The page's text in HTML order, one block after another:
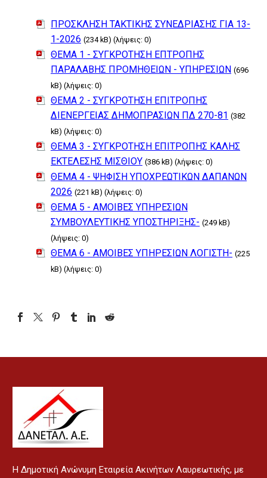
ΠΡΟΣΚΛΗΣΗ ΤΑΚΤΙΚΗΣ ΣΥΝΕΔΡΙΑΣΗΣ ΓΙΑ 13-
1-2026 (234 kB) (λήψεις: 0)
ΘΕΜΑ 1 - ΣΥΓΚΡΟΤΗΣΗ ΕΠΤΡΟΠΗΣ
ΠΑΡΑΛΑΒΗΣ ΠΡΟΜΗΘΕΙΩΝ - ΥΠΗΡΕΣΙΩΝ (696
kB) (λήψεις: 0)
ΘΕΜΑ 2 - ΣΥΓΚΡΟΤΗΣΗ ΕΠΙΤΡΟΠΗΣ
ΔΙΕΝΕΡΓΕΙΑΣ ΔΗΜΟΠΡΑΣΙΩΝ ΠΔ 270-81 (382
kB) (λήψεις: 0)
ΘΕΜΑ 3 - ΣΥΓΚΡΟΤΗΣΗ ΕΠΙΤΡΟΠΗΣ ΚΑΛΗΣ
ΕΚΤΕΛΕΣΗΣ ΜΙΣΘΙΟΥ (386 kB) (λήψεις: 0)
ΘΕΜΑ 4 - ΨΗΦΙΣΗ ΥΠΟΧΡΕΩΤΙΚΩΝ ΔΑΠΑΝΩΝ
2026 (221 kB) (λήψεις: 0)
ΘΕΜΑ 5 - ΑΜΟΙΒΕΣ ΥΠΗΡΕΣΙΩΝ
ΣΥΜΒΟΥΛΕΥΤΙΚΗΣ ΥΠΟΣΤΗΡΙΞΗΣ- (249 kB)
(λήψεις: 0)
ΘΕΜΑ 6 - ΑΜΟΙΒΕΣ ΥΠΗΡΕΣΙΩΝ ΛΟΓΙΣΤΗ- (225
kB) (λήψεις: 0)
H Δημοτική Ανώνυμη Εταιρεία Ακινήτων Λαυρεωτικής, με